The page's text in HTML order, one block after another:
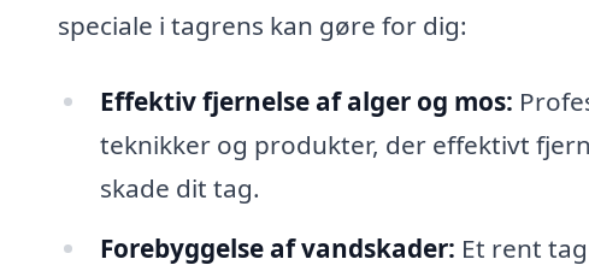
speciale i tagrens kan gøre for dig:
Effektiv fjernelse af alger og mos:
teknikker og produkter, der effektivt
skade dit tag.
Forebyggelse af vandskader: Et rent